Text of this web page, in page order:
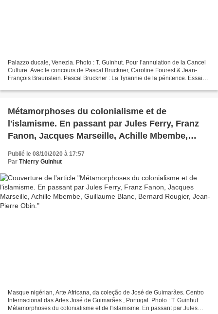
Palazzo ducale, Venezia. Photo : T. Guinhut. Pour l’annulation de la Cancel
Culture. Avec le concours de Pascal Bruckner, Caroline Fourest & Jean-
François Braunstein. Pascal Bruckner : La Tyrannie de la pénitence. Essai
Métamorphoses du colonialisme et de
l'islamisme. En passant par Jules Ferry, Franz
Fanon, Jacques Marseille, Achille Mbembe,
Guillaume Blanc, Bernard Rougier, Jean-Pierre
Obin.
Publié le 08/10/2020 à 17:57
Par Thierry Guinhut
Masque nigérian, Arte Africana, da coleção de José de Guimarães. Centro
Internacional das Artes José de Guimarães , Portugal. Photo : T. Guinhut.
Métamorphoses du colonialisme et de l'islamisme. En passant par Jules